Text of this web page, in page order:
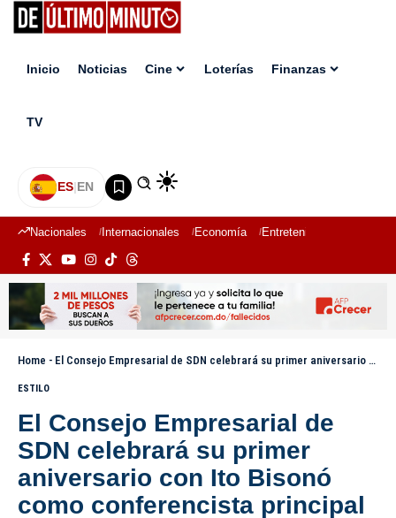
Inicio Noticias Cine Loterías Finanzas
TV
ES|EN
Nacionales Internacionales Economía Entretenimiento
Home - El Consejo Empresarial de SDN celebrará su primer aniversario con Ito Bisonó como conferencista principal
ESTILO
El Consejo Empresarial de
SDN celebrará su primer
aniversario con Ito Bisonó
como conferencista principal